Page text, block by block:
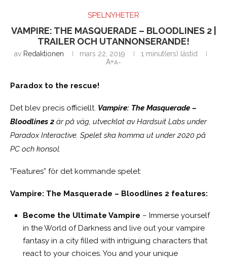
SPELNYHETER
VAMPIRE: THE MASQUERADE – BLOODLINES 2 |
TRAILER OCH UTANNONSERANDE!
av Redaktionen mars 22, 2019
1 minut(ers) lästid
A+A-
Paradox to the rescue!
Det blev precis officiellt. Vampire: The Masquerade –
Bloodlines 2 är på väg, utvecklat av Hardsuit Labs under
Paradox Interactive. Spelet ska komma ut under 2020 på
PC och konsol.
”Features” för det kommande spelet:
Vampire: The Masquerade – Bloodlines 2 features:
Become the Ultimate Vampire – Immerse yourself
in the World of Darkness and live out your vampire
fantasy in a city filled with intriguing characters that
react to your choices. You and your unique